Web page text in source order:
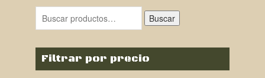
Buscar
Filtrar por precio